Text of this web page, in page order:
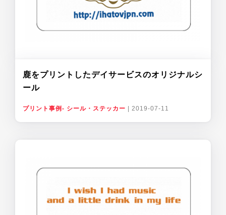
鹿をプリントしたデイサービスのオリジナルシ
ール
プリント事例- シール・ステッカー 2019-07-11